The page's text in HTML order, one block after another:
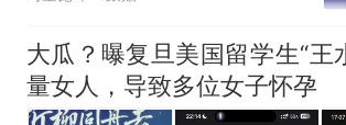
大瓜？曝复旦美国留学生“王
量女人，导致多位女子怀孕